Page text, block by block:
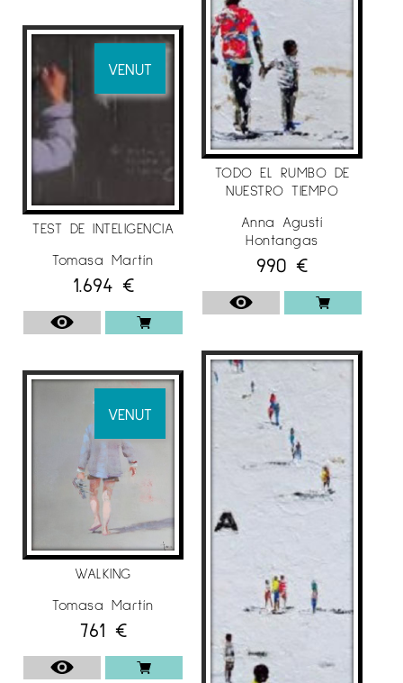
VENUT
TEST DE INTELIGENCIA
Tomasa Martín
1.694 €
VENUT
WALKING
Tomasa Martín
761 €
TODO EL RUMBO DE
NUESTRO TIEMPO
Anna Agustí
Hontangas
990 €